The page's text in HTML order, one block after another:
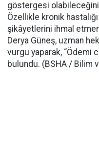
göstergesi
Özellikle kronik
şikâyetlerini ihmal
Derya Güneş, uzman
vurgu yaparak, “Ödemi
bulundu. (BSHA / Bilim